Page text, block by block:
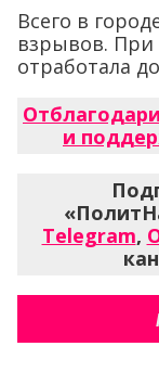
Всего в
взрывов. При
отработала
и
Telegram,